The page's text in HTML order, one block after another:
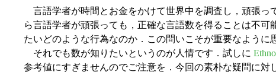
言語学者が時間とお金をかけて世界中を調査し，頑張っ
ら言語学者が頑張っても，正確な言語数を得ることは不
たいどのような行為なのか．この問いこそが重要なように
それでも数が知りたいというのが人情です．試しに
参考値にすぎませんのでご注意を．今回の素朴な疑問に対